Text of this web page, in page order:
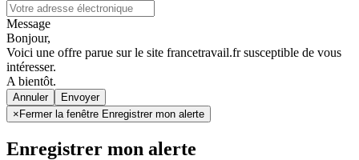
Message
Bonjour,
Voici une offre parue sur le site francetravail.fr susceptible de vous
intéresser.
A bientôt.
Annuler
×Fermer la fenêtre Enregistrer mon alerte
Enregistrer mon alerte